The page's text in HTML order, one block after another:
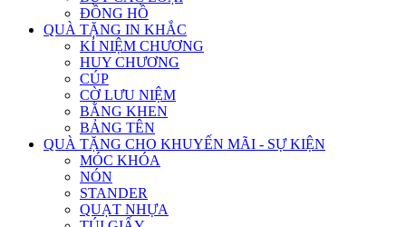
ĐỒNG HỒ
QUÀ TẶNG IN KHẮC
KỈ NIỆM CHƯƠNG
HUY CHƯƠNG
CÚP
CỜ LƯU NIỆM
BẰNG KHEN
BẢNG TÊN
QUÀ TẶNG CHO KHUYẾN MÃI - SỰ KIỆN
MÓC KHÓA
NÓN
STANDER
QUẠT NHỰA